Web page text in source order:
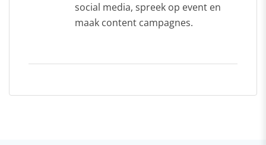
social media, spreek op event en
maak content campagnes.